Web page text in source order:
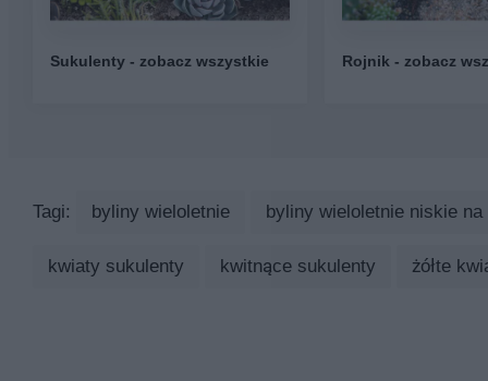
Sukulenty - zobacz wszystkie Rojnik - zobacz
Tagi: byliny wieloletnie byliny wieloletnie niskie na
kwiaty sukulenty kwitnące sukulenty żółte